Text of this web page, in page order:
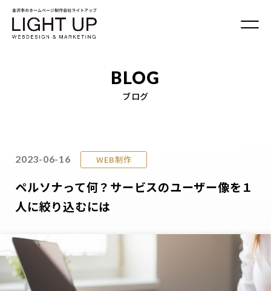
BLOG
ブログ
2023-06-16 WEB制作
ペルソナって何？サービスのユーザー像を１
人に絞り込むには